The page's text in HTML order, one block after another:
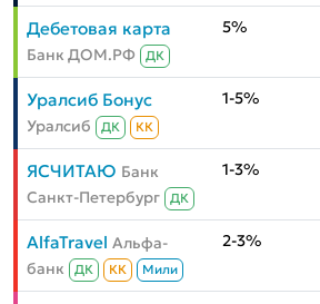
Дебетовая карта
Банк ДОМ.РФ ДК
5%
Уралсиб Бонус
Уралсиб ДК КК
1-5%
ЯСЧИТАЮ Банк
Санкт-Петербург
ДК
1-3%
AlfaTravel Альфа-
банк
ДК КК Мили
2-3%